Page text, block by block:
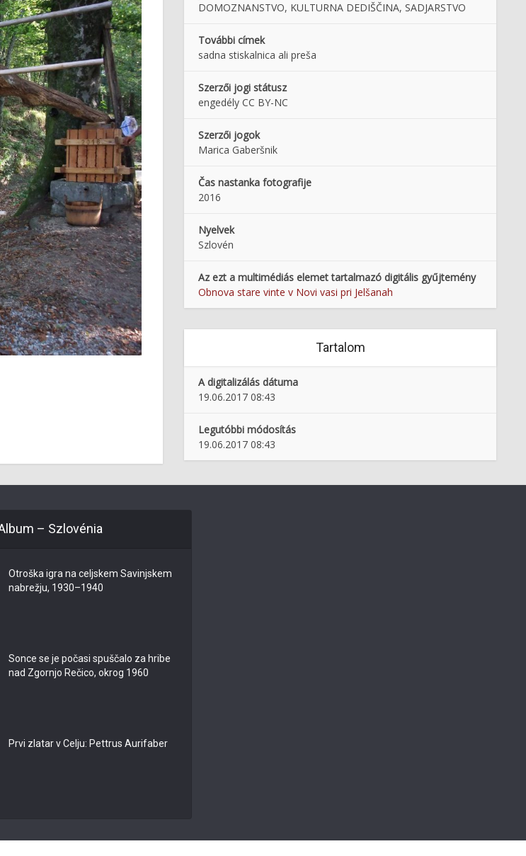
DOMOZNANSTVO, KULTURNA DEDIŠČINA, SADJARSTVO
További címek
sadna stiskalnica ali preša
Szerzői jogi státusz
engedély CC BY-NC
Szerzői jogok
Marica Gaberšnik
Čas nastanka fotografije
2016
Nyelvek
Szlovén
Az ezt a multimédiás elemet tartalmazó digitális gyűjtemény
Obnova stare vinte v Novi vasi pri Jelšanah
Tartalom
A digitalizálás dátuma
19.06.2017 08:43
Legutóbbi módosítás
19.06.2017 08:43
– Szlovénia
Otroška igra na celjskem Savinjskem
nabrežju, 1930–1940
Sonce se je počasi spuščalo za hribe
nad Zgornjo Rečico, okrog 1960
Prvi zlatar v Celju: Pettrus Aurifaber